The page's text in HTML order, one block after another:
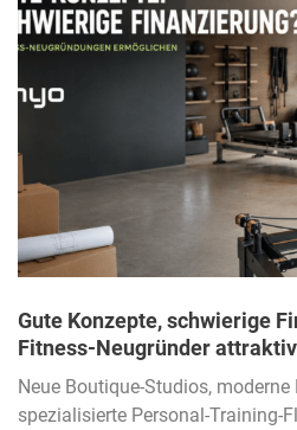
Gute Konzepte, schwierige
Fitness-Neugründer
Neue Boutique-Studios, moderne
spezialisierte Personal-Training-